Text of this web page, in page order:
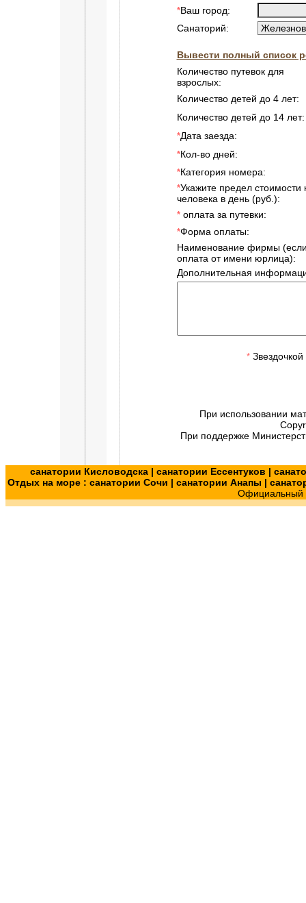
*Ваш город:
Санаторий:
Вывести полный список
Количество путевок для
взрослых:
Количество детей до 4 лет:
Количество детей до 14 лет:
*Дата заезда:
*Кол-во дней:
*Категория номера:
*Укажите предел стоимости
человека в день (руб.):
*оплата за путевки:
*Форма оплаты:
Наименование фирмы
оплата от имени юрлица):
Дополнительная
*
При использовании
При поддержке
санатории Кисловодска| санатории Ессентуков |
Отдых на море : санатории Сочи | санатории Анапы |
Официальный